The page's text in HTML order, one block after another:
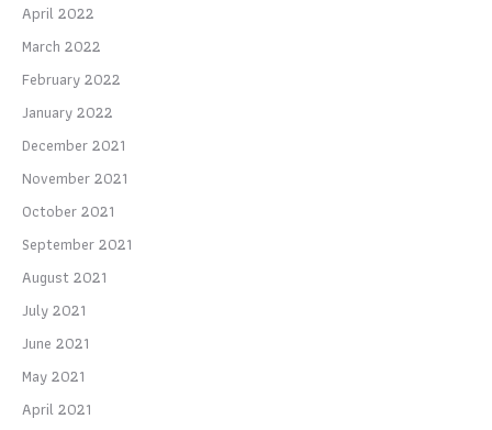
April 2022
March 2022
February 2022
January 2022
December 2021
November 2021
October 2021
September 2021
August 2021
July 2021
June 2021
May 2021
April 2021